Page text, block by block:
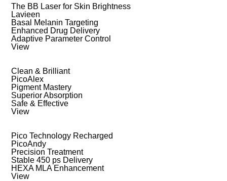
The BB Laser for Skin Brightness
Lavieen
Basal Melanin Targeting
Enhanced Drug Delivery
Adaptive Parameter Control
View
Clean & Brilliant
PicoAlex
Pigment Mastery
Superior Absorption
Safe & Effective
View
Pico Technology Recharged
PicoAndy
Precision Treatment
Stable 450 ps Delivery
HEXA MLA Enhancement
View